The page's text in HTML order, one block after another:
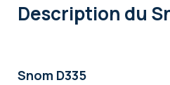
Description du
Snom D335